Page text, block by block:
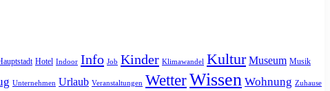
Hotel Indoor Info Job Kinder Klimawandel Kultur Museum Musik
Unternehmen Urlaub Veranstaltungen WetterWissen Wohnung Zuhause